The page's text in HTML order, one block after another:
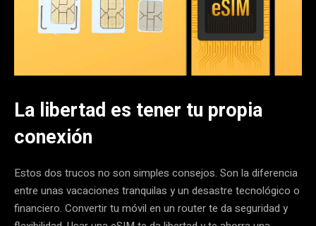
La libertad es tener tu propia
conexión
Estos dos trucos no son simples consejos. Son la diferencia
entre unas vacaciones tranquilas y un desastre tecnológico o
financiero. Convertir tu móvil en un router te da seguridad y